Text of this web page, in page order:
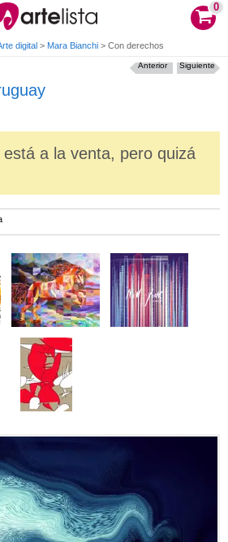
0
digital > Mara Bianchi > Con derechos
Siguiente
Anterior
a la venta, pero quizá